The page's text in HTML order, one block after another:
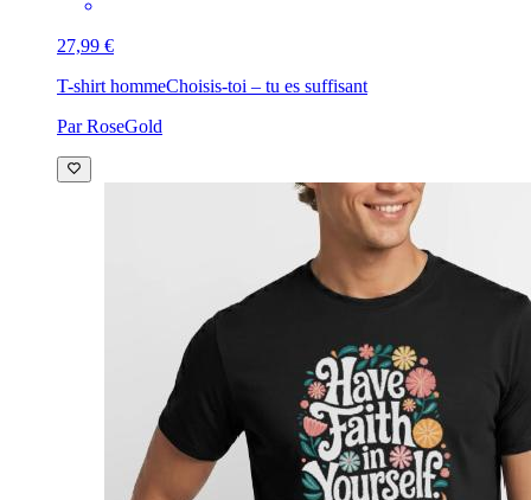
27,99 €
T-shirt hommeChoisis-toi – tu es suffisant
Par RoseGold